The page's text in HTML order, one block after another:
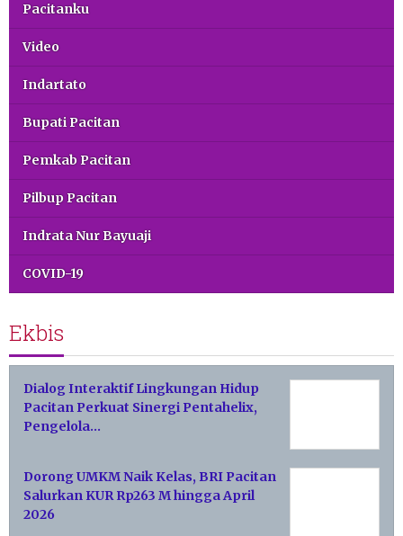
Pacitanku
Video
Indartato
Bupati Pacitan
Pemkab Pacitan
Pilbup Pacitan
Indrata Nur Bayuaji
COVID-19
Ekbis
Dialog Interaktif Lingkungan Hidup
Pacitan Perkuat Sinergi Pentahelix,
Pengelola…
Dorong UMKM Naik Kelas, BRI Pacitan
Salurkan KUR Rp263 M hingga April
2026